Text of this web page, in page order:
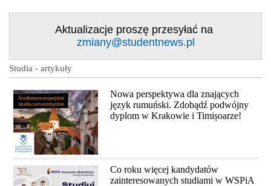
Aktualizacje proszę przesyłać na
zmiany@studentnews.pl
Studia - artykuły
Nowa perspektywa dla znających
język rumuński. Zdobądź podwójny
dyplom w Krakowie i Timișoarze!
Co roku więcej kandydatów
zainteresowanych studiami w WSPiA